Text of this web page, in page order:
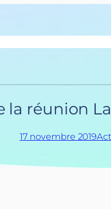
la réunion
17 novembre 2019